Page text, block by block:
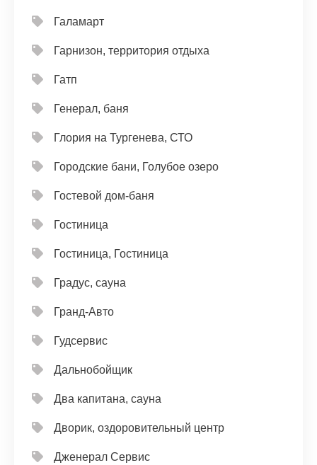
Галамарт
Гарнизон, территория отдыха
Гатп
Генерал, баня
Глория на Тургенева, СТО
Городские бани, Голубое озеро
Гостевой дом-баня
Гостиница
Гостиница, Гостиница
Градус, сауна
Гранд-Авто
Гудсервис
Дальнобойщик
Два капитана, сауна
Дворик, оздоровительный центр
Дженерал Сервис